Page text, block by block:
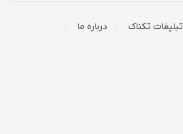
تبلیغات تکناک
درباره ما